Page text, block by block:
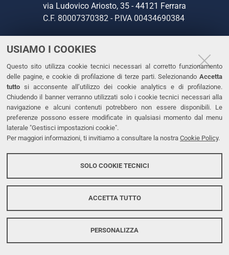
USIAMO I COOKIES
Questo sito utilizza cookie tecnici necessari al corretto funzionamento
delle pagine, e cookie di profilazione di terze parti. Selezionando Accetta
tutto si acconsente all’utilizzo dei cookie analytics e di profilazione.
Chiudendo il banner verranno utilizzati solo i cookie tecnici necessari alla
navigazione e alcuni contenuti potrebbero non essere disponibili. Le
preferenze possono essere modificate in qualsiasi momento dal menu
laterale "Gestisci impostazioni cookie".
Per maggiori informazioni, ti invitiamo a consultare la nostra Cookie Policy.
SOLO COOKIE TECNICI
ACCETTA TUTTO
PERSONALIZZA
via Ludovico Ariosto, 35 - 44121 Ferrara
C.F. 80007370382 - P.IVA 00434690384
CONTATTI
Tel. +39 0532 293111
Fax. +39 0532 293031
PEC
LINKS
Dichiarazione di accessibilità
Protezione dati personali